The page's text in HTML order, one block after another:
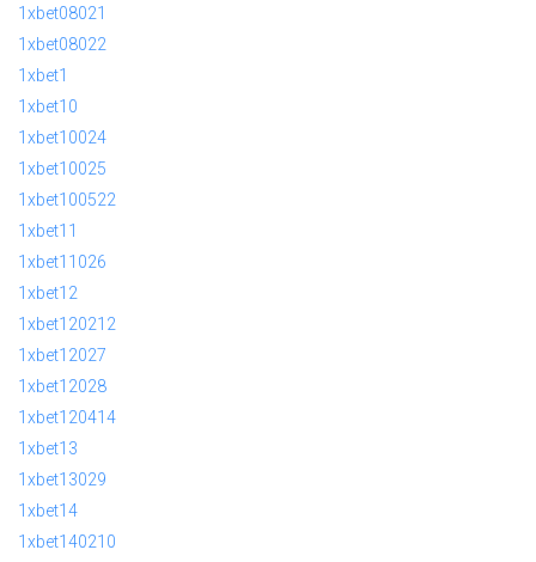
1xbet08021
1xbet08022
1xbet1
1xbet10
1xbet10024
1xbet10025
1xbet100522
1xbet11
1xbet11026
1xbet12
1xbet120212
1xbet12027
1xbet12028
1xbet120414
1xbet13
1xbet13029
1xbet14
1xbet140210